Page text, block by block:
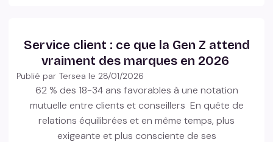
Service client : ce que la Gen Z attend
vraiment des marques en 2026
Publié par Tersea le 28/01/2026
62 % des 18-34 ans favorables à une notation
mutuelle entre clients et conseillers En quête de
relations équilibrées et en même temps, plus
exigeante et plus consciente de ses